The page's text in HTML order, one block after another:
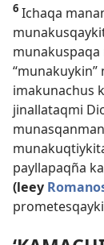
6 Ichaqa
“munakuykin”
imakunachus
jinallataqmi
payllapaqña
(leey